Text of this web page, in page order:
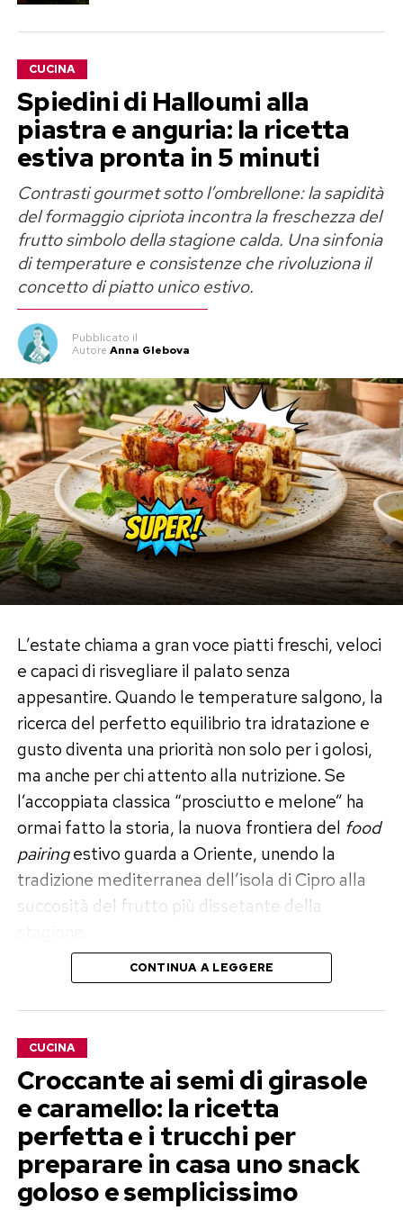
CUCINA
Spiedini di Halloumi alla
piastra e anguria: la ricetta
estiva pronta in 5 minuti
Contrasti gourmet sotto l’ombrellone: la sapidità
del formaggio cipriota incontra la freschezza del
frutto simbolo della stagione calda. Una sinfonia
di temperature e consistenze che rivoluziona il
concetto di piatto unico estivo.
Pubblicato il
Autore Anna Glebova
L’estate chiama a gran voce piatti freschi, veloci
e capaci di risvegliare il palato senza
appesantire. Quando le temperature salgono, la
ricerca del perfetto equilibrio tra idratazione e
gusto diventa una priorità non solo per i golosi,
ma anche per chi attento alla nutrizione. Se
l’accoppiata classica “prosciutto e melone” ha
ormai fatto la storia, la nuova frontiera del food
pairingestivo guarda a Oriente, unendo la
tradizione mediterranea dell’isola di Cipro alla
succosità del frutto più dissetante della
Parliamo dell’incontro ravvicinato tra l’Halloumi
possiede una caratteristica fisica straordinaria:
grazie al suo elevato punto di fusione, non si
scioglie a contatto con il calore. Al contrario, la
piastra crea una crosticina dorata e croccante
all’esterno, mantenendo il cuore morbido e
succoso. Abbinato alla dolcezza zuccherina
CONTINUA A LEGGERE
CUCINA
Croccante ai semi di girasole
e caramello: la ricetta
perfetta e i trucchi per
preparare in casa uno snack
goloso e semplicissimo